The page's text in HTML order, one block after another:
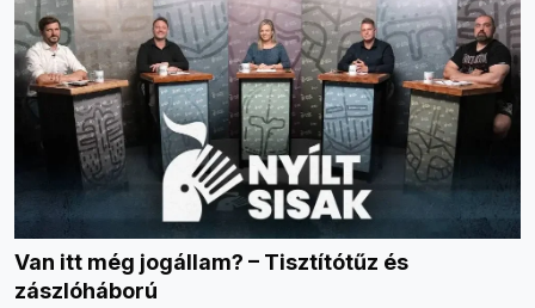
Van itt még jogállam? – Tisztítótűz és
zászlóháború